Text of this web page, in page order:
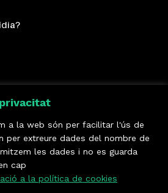
a la web són per facilitar l'ús de
per extreure dades del nombre de
les dades i no es guarda
cap
a la política de cookies